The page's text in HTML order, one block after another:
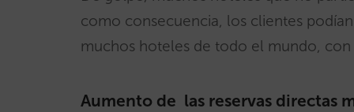
como consecuencia, los clientes
muchos hoteles de todo el mundo,
Aumento de las reservas directas